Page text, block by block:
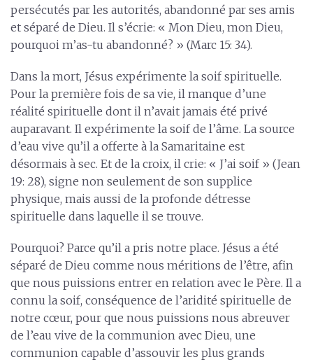
persécutés par les autorités, abandonné par ses amis
et séparé de Dieu. Il s’écrie: « Mon Dieu, mon Dieu,
pourquoi m’as-tu abandonné? » (Marc 15: 34).
Dans la mort, Jésus expérimente la soif spirituelle.
Pour la première fois de sa vie, il manque d’une
réalité spirituelle dont il n’avait jamais été privé
auparavant. Il expérimente la soif de l’âme. La source
d’eau vive qu’il a offerte à la Samaritaine est
désormais à sec. Et de la croix, il crie: « J’ai soif » (Jean
19: 28), signe non seulement de son supplice
physique, mais aussi de la profonde détresse
spirituelle dans laquelle il se trouve.
Pourquoi? Parce qu’il a pris notre place. Jésus a été
séparé de Dieu comme nous méritions de l’être, afin
que nous puissions entrer en relation avec le Père. Il a
connu la soif, conséquence de l’aridité spirituelle de
notre cœur, pour que nous puissions nous abreuver
de l’eau vive de la communion avec Dieu, une
communion capable d’assouvir les plus grands